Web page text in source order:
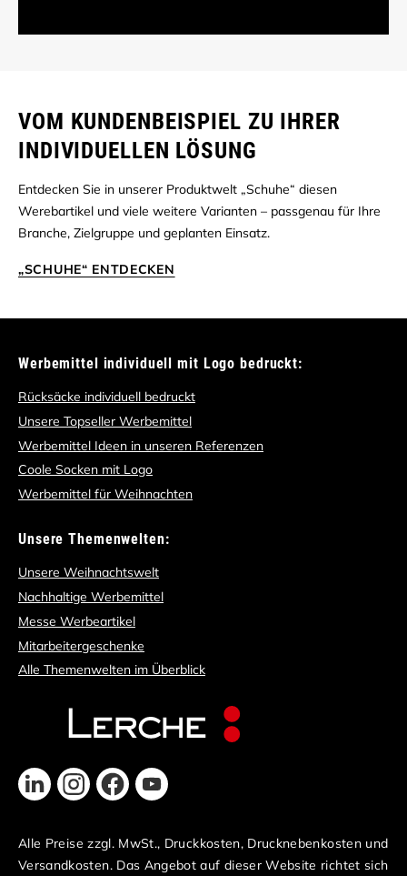
VOM KUNDENBEISPIEL ZU IHRER
INDIVIDUELLEN LÖSUNG
Entdecken Sie in unserer Produktwelt „Schuhe“ diesen
Werebartikel und viele weitere Varianten – passgenau für Ihre
Branche, Zielgruppe und geplanten Einsatz.
„SCHUHE“ ENTDECKEN
Werbemittel individuell mit Logo bedruckt:
Rücksäcke individuell bedruckt
Unsere Topseller Werbemittel
Werbemittel Ideen in unseren Referenzen
Coole Socken mit Logo
Werbemittel für Weihnachten
Unsere Themenwelten:
Unsere Weihnachtswelt
Nachhaltige Werbemittel
Messe Werbeartikel
Mitarbeitergeschenke
Alle Themenwelten im Überblick
Alle Preise zzgl. MwSt., Druckkosten, Drucknebenkosten und
Versandkosten. Das Angebot auf dieser Website richtet sich